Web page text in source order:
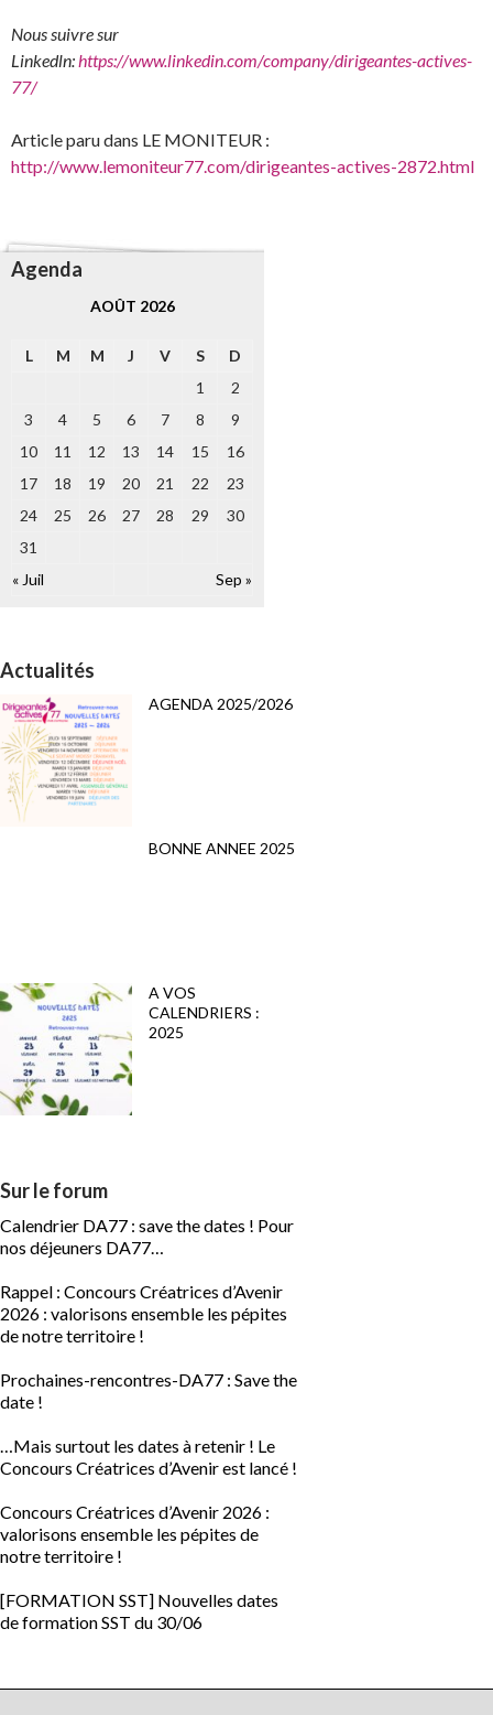
Nous suivre sur
Linkedln:https://www.linkedin.com/company/dirigeantes-actives-
77/
Article paru dans LE MONITEUR :
http://www.lemoniteur77.com/dirigeantes-actives-2872.html
Agenda
AOÛT 2026
L M M J V S
D
1
2
3
4 5 6 7 8
9
10
11 12 13 14 15
16
17
18 19 20 21 22
23
24
25 26 27 28 29
30
31
« Juil
Sep »
Actualités
AGENDA 2025/2026
BONNE ANNEE 2025
A VOS
CALENDRIERS :
2025
Sur le forum
Calendrier DA77 : save the dates ! Pour
nos déjeuners DA77…
Rappel : Concours Créatrices d’Avenir
2026 : valorisons ensemble les pépites
de notre territoire !
Prochaines-rencontres-DA77 : Save the
date !
…Mais surtout les dates à retenir ! Le
Concours Créatrices d’Avenir est lancé !
Concours Créatrices d’Avenir 2026 :
valorisons ensemble les pépites de
notre territoire !
[FORMATION SST] Nouvelles dates
de formation SST du 30/06